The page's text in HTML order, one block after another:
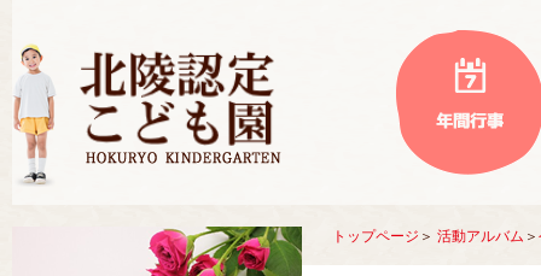
トップページ ＞ 活動アルバム ＞